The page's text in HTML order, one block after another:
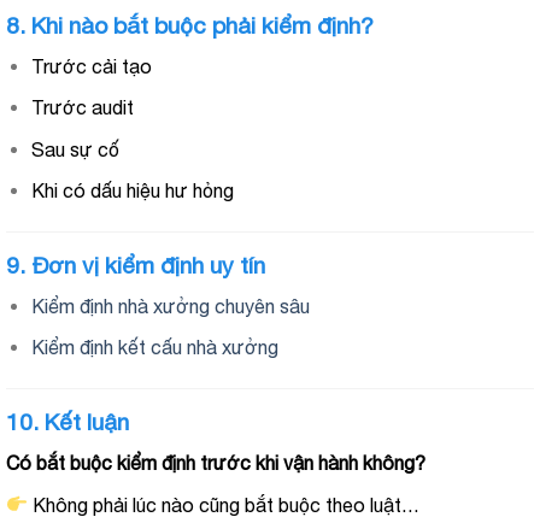
8. Khi nào bắt buộc phải kiểm định?
Trước cải tạo
Trước audit
Sau sự cố
Khi có dấu hiệu hư hỏng
9. Đơn vị kiểm định uy tín
Kiểm định nhà xưởng chuyên sâu
Kiểm định kết cấu nhà xưởng
10. Kết luận
Có bắt buộc kiểm định trước khi vận hành không?
Không phải lúc nào cũng bắt buộc theo luật…